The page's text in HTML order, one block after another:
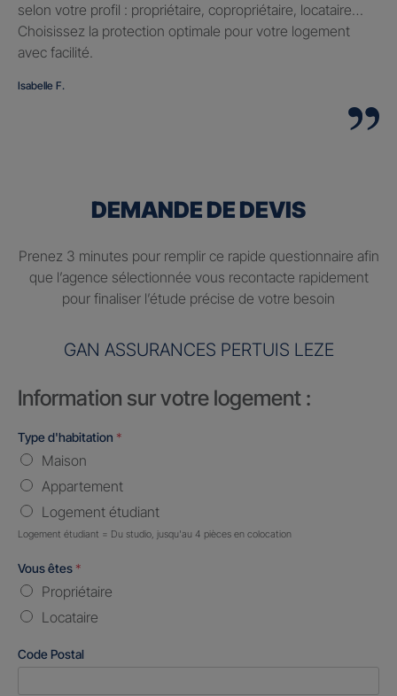
selon votre profil : propriétaire, copropriétaire, locataire…
Choisissez la protection optimale pour votre logement
avec facilité.
Isabelle F.
DEMANDE DE DEVIS
Prenez 3 minutes pour remplir ce rapide questionnaire afin
que l’agence sélectionnée vous recontacte rapidement
pour finaliser l’étude précise de votre besoin
GAN ASSURANCES PERTUIS LEZE
Information sur votre logement :
Type d'habitation *
Maison
Appartement
Logement étudiant
Logement étudiant = Du studio, jusqu'au 4 pièces en colocation
Vous êtes *
Propriétaire
Locataire
Code Postal